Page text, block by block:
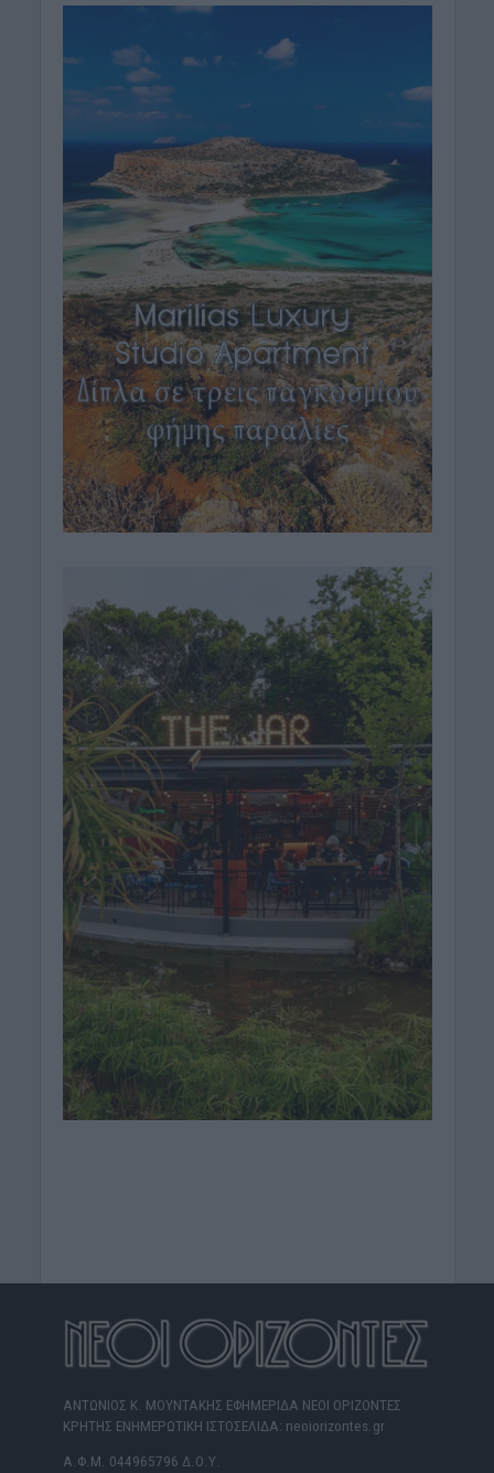
ΑΝΤΩΝΙΟΣ Κ. ΜΟΥΝΤΑΚΗΣ ΕΦΗΜΕΡΙΔΑ ΝΕΟΙ ΟΡΙΖΟΝΤΕΣ
ΚΡΗΤΗΣ ΕΝΗΜΕΡΩΤΙΚΗ ΙΣΤΟΣΕΛΙΔΑ: neoiorizontes.gr
Α.Φ.Μ. 044965796 Δ.Ο.Υ.